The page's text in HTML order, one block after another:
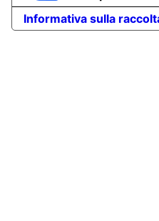
Informativa sulla